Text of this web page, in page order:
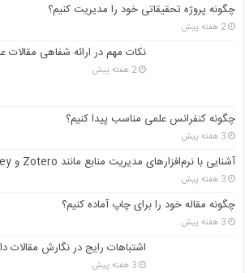
چگونه پروژه تحقیقاتی خود را مدیریت کنیم؟
2 هفته پیش
نکات مهم در ارائه شفاهی مقالات
2 هفته پیش
چگونه کنفرانس علمی مناسب پیدا کنیم؟
3 هفته پیش
آشنایی با نرم‌افزارهای مدیریت منابع مانند Zotero و Mendeley
3 هفته پیش
چگونه مقاله خود را برای چاپ آماده کنیم؟
3 هفته پیش
اشتباهات رایج در نگارش مقالات
3 هفته پیش